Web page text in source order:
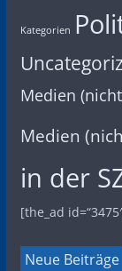
Kategorien
Medien
Medien
in der
[the_ad
Neue Beiträge